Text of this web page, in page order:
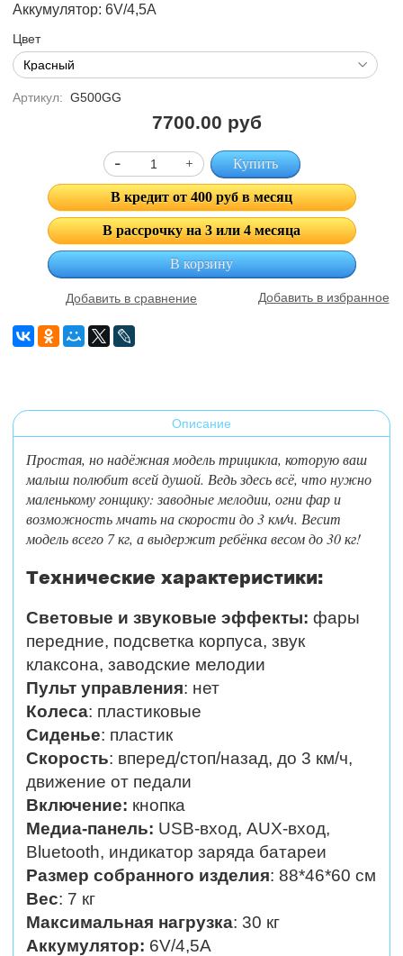
Аккумулятор: 6V/4,5А
Цвет
Артикул: G500GG
7700.00 руб
Купить
В кредит от 400 руб в месяц
В рассрочку на 3 или 4 месяца
В корзину
Добавить в сравнение Добавить в избранное
Описание
Простая, но надёжная модель трицикла, которую ваш
малыш полюбит всей душой. Ведь здесь всё, что нужно
маленькому гонщику: заводные мелодии, огни фар и
возможность мчать на скорости до 3 км/ч. Весит
модель всего 7 кг, а выдержит ребёнка весом до 30 кг!
Технические характеристики:
Световые и звуковые эффекты: фары
передние, подсветка корпуса, звук
клаксона, заводские мелодии
Пульт управления: нет
Колеса: пластиковые
Сиденье: пластик
Скорость: вперед/стоп/назад, до 3 км/ч,
движение от педали
Включение: кнопка
Медиа-панель: USB-вход, AUX-вход,
Bluetooth, индикатор заряда батареи
Размер собранного изделия: 88*46*60 см
Вес: 7 кг
Максимальная нагрузка: 30 кг
Аккумулятор: 6V/4,5А